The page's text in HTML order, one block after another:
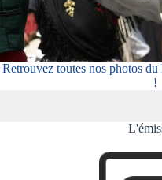
Retrouvez toutes nos photos
!